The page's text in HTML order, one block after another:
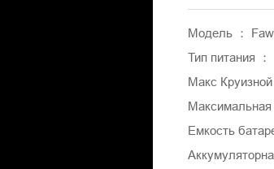
Модель ：
Тип питания
Макс
Максимальная
Емкость